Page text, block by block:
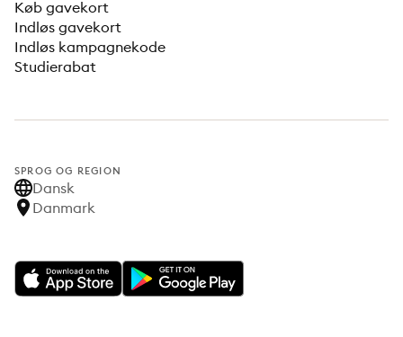
Køb gavekort
Indløs gavekort
Indløs kampagnekode
Studierabat
SPROG OG REGION
Dansk
Danmark